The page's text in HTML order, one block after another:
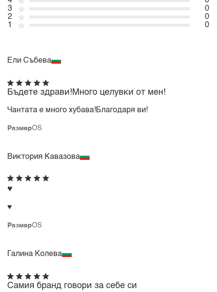
3
0
2
0
1
0
Ели Събева
РазмерOS
Бъдете здрави!Много целувки от мен!
Чантата е много хубава!Благодаря ви!
Виктория Кавазова
РазмерOS
♥️
♥️
Галина Колева
Самия бранд говори за себе си